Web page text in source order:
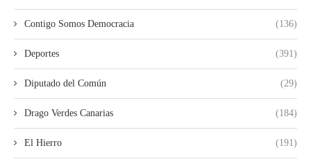
Contigo Somos Democracia (136)
Deportes (391)
Diputado del Común (29)
Drago Verdes Canarias (184)
El Hierro (191)